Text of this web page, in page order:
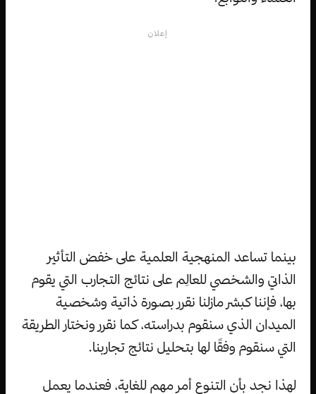
إعلان
بينما تساعد المنهجية العلمية على خفض التأثير
الذاتي والشخصي للعالِم على نتائج التجارب التي يقوم
بها، فإننا كبشر مازلنا نقرر بصورة ذاتية وشخصية
الميدان الذي سنقوم بدراسته، كما نقرر ونختار الطريقة
التي سنقوم وفقًا لها بتحليل نتائج تجاربنا.
لهذا نجد بأن التنوع أمر مهم للغاية، فعندما يعمل